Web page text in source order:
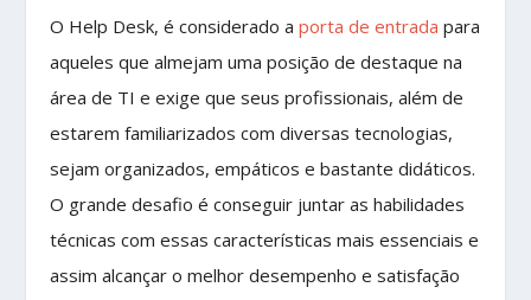
O Help Desk, é considerado aporta de entrada para
aqueles que almejam uma posição de destaque na
área de TI e exige que seus profissionais, além de
estarem familiarizados com diversas tecnologias,
sejam organizados, empáticos e bastante didáticos.
O grande desafio é conseguir juntar as habilidades
técnicas com essas características mais essenciais e
assim alcançar o melhor desempenho e satisfação